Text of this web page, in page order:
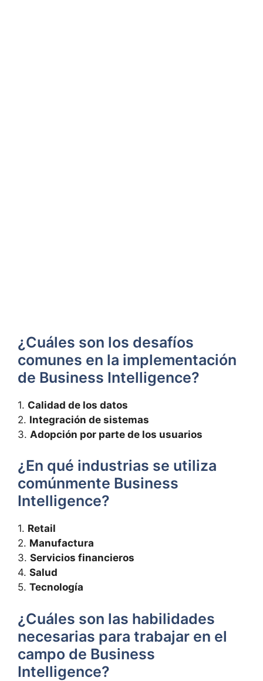
¿Cuáles son los desafíos
comunes‌ en la implementación
de⁣ Business Intelligence?
1. Calidad de⁣ los datos
2. Integración de sistemas
3. Adopción por ⁣parte de los usuarios
¿En qué industrias se utiliza ​
comúnmente Business
Intelligence?
1.⁣ Retail
2. Manufactura
3. Servicios financieros
4. Salud
5. Tecnología
¿Cuáles son las habilidades
necesarias para trabajar en el⁤
campo de Business⁢
Intelligence?